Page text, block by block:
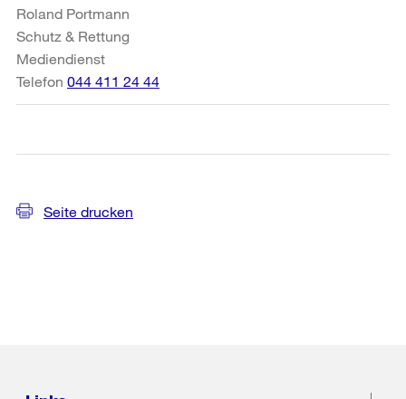
Roland Portmann
Schutz & Rettung
Mediendienst
Telefon 044 411 24 44
Seite drucken